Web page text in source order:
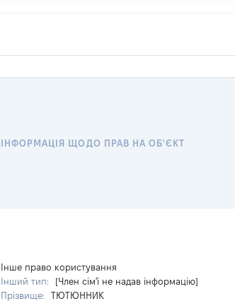
ІНФОРМАЦІЯ ЩОДО ПРАВ НА ОБ'ЄКТ
Інше право користування
Інший тип:
[Член сім'ї не надав інформацію]
Прізвище:
ТЮТЮННИК